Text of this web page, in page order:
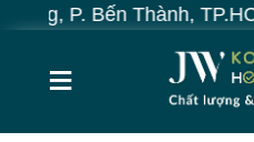
Thành, TP.HCM
≡